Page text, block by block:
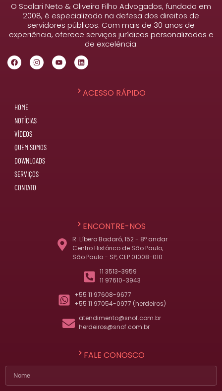
O Scolari Neto & Oliveira Filho Advogados, fundado em
2008, é especializado na defesa dos direitos de
servidores públicos. Com mais de 30 anos de
experiência, oferece serviços jurídicos personalizados e
de excelência.
ACESSO RÁPIDO
HOME
NOTÍCIAS
VÍDEOS
QUEM SOMOS
DOWNLOADS
SERVIÇOS
CONTATO
ENCONTRE-NOS
R. Líbero Badaró, 152 - 8º andar
Centro Histórico de São Paulo,
São Paulo - SP, CEP 01008-010
11 3513-3959
11 97610-3943
+55 11 97608-9677
+55 11 97054-0977 (herdeiros)
atendimento@snof.com.br
herdeiros@snof.com.br
FALE CONOSCO